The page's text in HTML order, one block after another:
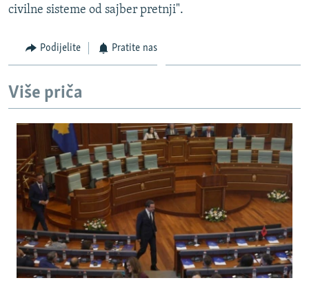
VIŠE OD NASLOVA
POPLAVE I KLIZIŠTA U BIH 2024.
POST SCRIPTUM
MOJA EVROPA
TRI DECENIJE OD RATA U BIH
SVE KARTE DEJTONA
NASTANAK I RASPAD JUGOSLAVIJE
Sve RFE/RL stranice
civilne sisteme od sajber pretnji".
Podijelite Pratite nas
Više priča